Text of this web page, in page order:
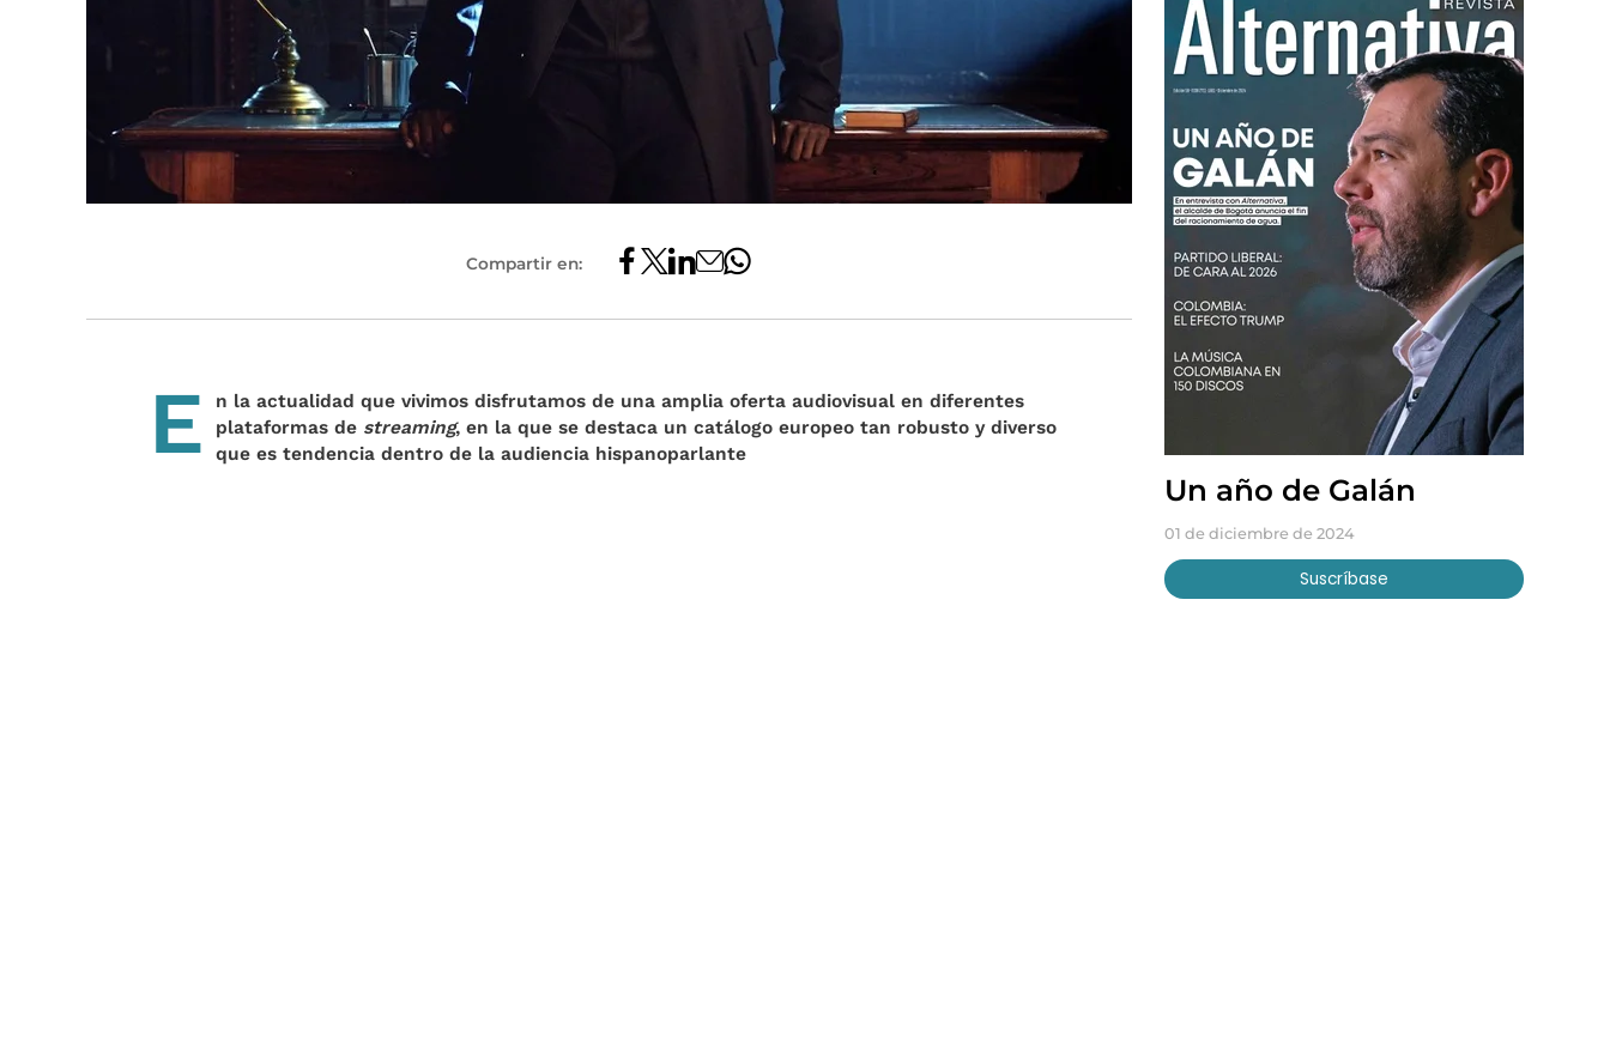
Compartir en:
E
n la actualidad que vivimos disfrutamos de una amplia oferta audiovisual en diferentes
plataformas de streaming, en la que se destaca un catálogo europeo tan robusto y diverso
que es tendencia dentro de la audiencia hispanoparlante
Un año de Galán
01 de diciembre de 2024
Suscríbase